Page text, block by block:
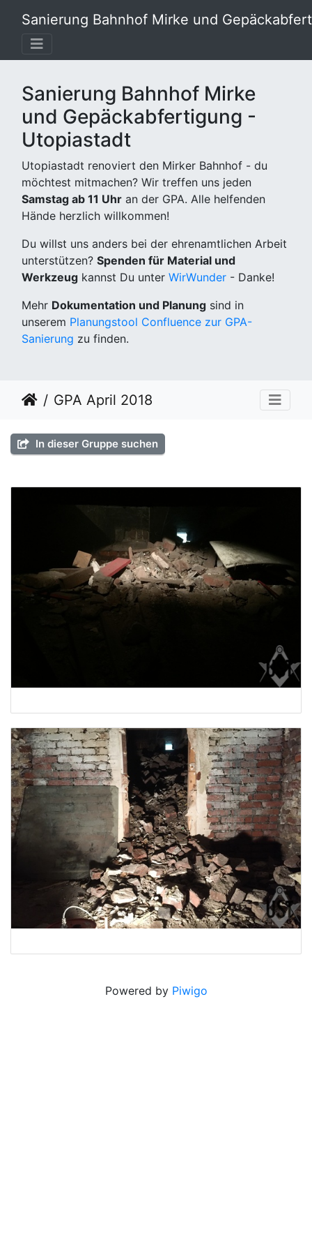
Sanierung Bahnhof Mirke und
Sanierung Bahnhof Mirke
und Gepäckabfertigung -
Utopiastadt
Utopiastadt renoviert den Mirker Bahnhof - du
möchtest mitmachen? Wir treffen uns jeden
Samstag ab 11 Uhr an der GPA. Alle helfenden
Hände herzlich willkommen!
Du willst uns anders bei der ehrenamtlichen Arbeit
unterstützen? Spenden für Material und
Werkzeug kannst Du unter WirWunder - Danke!
Mehr Dokumentation und Planung sind in
unserem Planungstool Confluence zur GPA-
Sanierung zu finden.
GPA April 2018
In dieser Gruppe suchen
Powered by Piwigo